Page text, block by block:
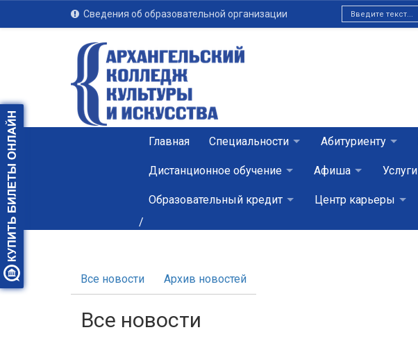
Сведения об образовательной организации
Главная Специальности Абитуриенту
Дистанционное обучение Афиша Услуги
Образовательный кредит Центр карьеры
/
Все новости Архив новостей
Все новости